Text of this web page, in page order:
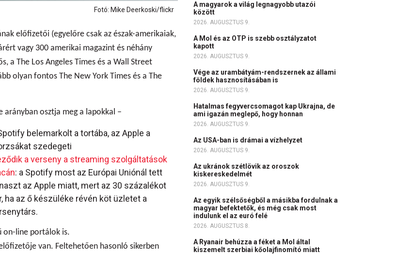
Fotó: Mike Deerkoski/flickr
előfizetői (egyelőre csak az észak-amerikaiak,
vagy 300 amerikai magazint és néhány
a The Los Angeles Times és a Wall Street
olyan fontos The New York Times és a The
osztja meg a lapokkal –
belemarkolt a tortába, az Apple a
szedegeti
a verseny a streaming szolgáltatások
: a Spotify most az Európai Uniónál tett
az Apple miatt, mert az 30 százalékot
ha az ő készüléke révén köt üzletet a
on-line portálok is.
van. Feltehetően hasonló sikerben
A magyarok a világ legnagyobb utazói
között
2026. AUGUSZTUS 9.
A Mol és az OTP is szebb osztályzatot
kapott
2026. AUGUSZTUS 9.
Vége az urambátyám-rendszernek az állami
földek hasznosításában is
2026. AUGUSZTUS 9.
Hatalmas fegyvercsomagot kap Ukrajna, de
ami igazán meglepő, hogy honnan
2026. AUGUSZTUS 9.
Az USA-ban is drámai a vízhelyzet
2026. AUGUSZTUS 9.
Az ukránok szétlövik az oroszok
kiskereskedelmét
2026. AUGUSZTUS 9.
Az egyik szélsőségből a másikba fordulnak a
magyar befektetők, és még csak most
indulunk el az euró felé
2026. AUGUSZTUS 8.
A Ryanair behúzza a féket a Mol által
kiszemelt szerbiai kőolajfinomító miatt